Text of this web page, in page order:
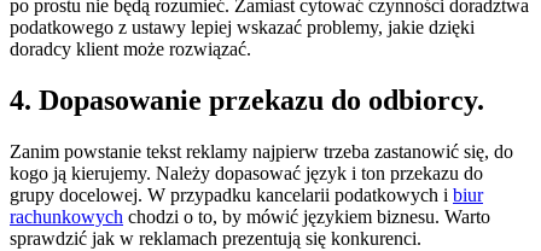
po prostu nie będą rozumieć. Zamiast cytować czynności doradztwa
podatkowego z ustawy lepiej wskazać problemy, jakie dzięki
doradcy klient może rozwiązać.
4. Dopasowanie przekazu do odbiorcy.
Zanim powstanie tekst reklamy najpierw trzeba zastanowić się, do
kogo ją kierujemy. Należy dopasować język i ton przekazu do
grupy docelowej. W przypadku kancelarii podatkowych i biur
rachunkowych chodzi o to, by mówić językiem biznesu. Warto
sprawdzić jak w reklamach prezentują się konkurenci.